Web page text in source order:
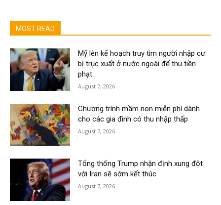
MOST READ
Mỹ lên kế hoạch truy tìm người nhập cư
bị trục xuất ở nước ngoài để thu tiền
phạt
August 7, 2026
Chương trình mầm non miễn phí dành
cho các gia đình có thu nhập thấp
August 7, 2026
Tổng thống Trump nhận định xung đột
với Iran sẽ sớm kết thúc
August 7, 2026